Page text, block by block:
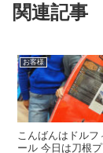
関連記事
お客様
こんばんはドルフ
ール 今日は刀根